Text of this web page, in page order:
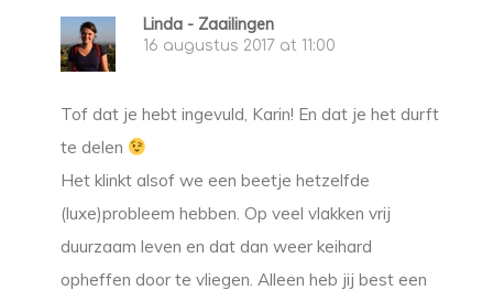
Linda - Zaailingen
16 augustus 2017 at 11:00
Tof dat je hebt ingevuld, Karin! En dat je het durft
te delen
Het klinkt alsof we een beetje hetzelfde
(luxe)probleem hebben. Op veel vlakken vrij
duurzaam leven en dat dan weer keihard
opheffen door te vliegen. Alleen heb jij best een